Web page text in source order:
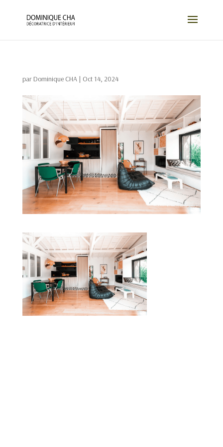
par Dominique CHA| Oct 14, 2024